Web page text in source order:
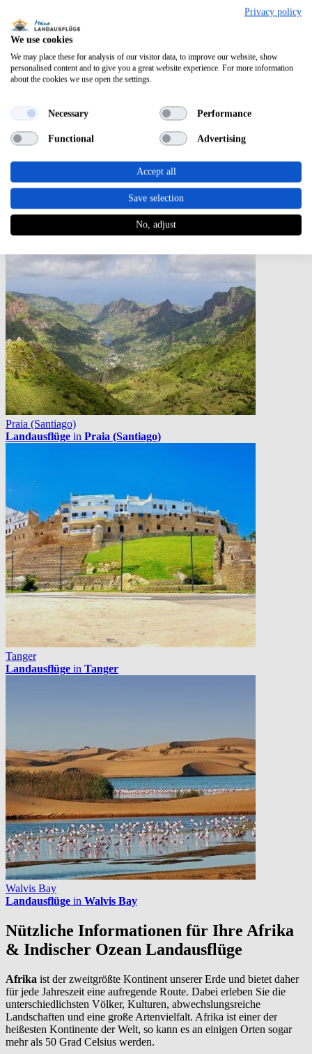
Port Louis (Mauritius)
Landausflüge
Port Louis (Mauritius)
Praia (Santiago)
Landausflüge in Praia (Santiago)
Tanger
Landausflüge in Tanger
Walvis Bay
Landausflüge in Walvis Bay
Nützliche Informationen für Ihre Afrika
& Indischer Ozean Landausflüge
Afrika ist der zweitgrößte Kontinent unserer Erde und bietet daher
für jede Jahreszeit eine aufregende Route. Dabei erleben Sie die
unterschiedlichsten Völker, Kulturen, abwechslungsreiche
Landschaften und eine große Artenvielfalt. Afrika ist einer der
heißesten Kontinente der Welt, so kann es an einigen Orten sogar
mehr als 50 Grad Celsius werden.
Privacy policy
We use cookies
We may place these for analysis of our visitor data, to improve our website, show
personalised content and to give you a great website experience. For more information
about the cookies we use open the settings.
Necessary Performance
Functional Advertising
Accept all
Save selection
No, adjust